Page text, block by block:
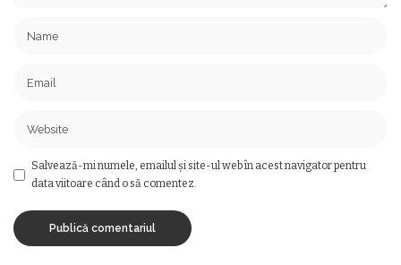
Salvează-mi numele, emailul și site-ul web în acest navigator pentru
data viitoare când o să comentez.